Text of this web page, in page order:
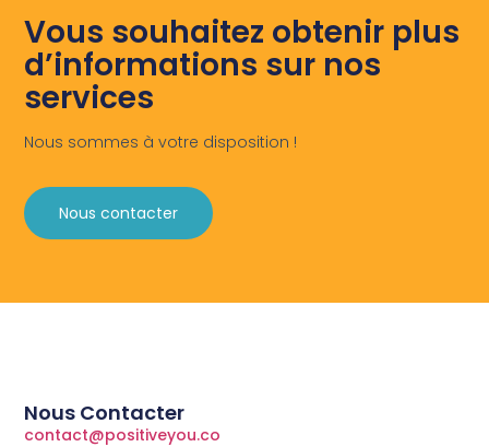
Vous souhaitez obtenir plus
d’informations sur nos
services
Nous sommes à votre disposition !
Nous contacter
Nous Contacter
contact@positiveyou.co